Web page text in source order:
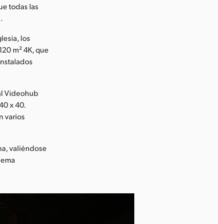
todas las
los
m² 4K, que
Videohub
x 40.
varios
valiéndose